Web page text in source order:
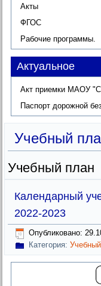
Акты
ФГОС
Рабочие программы.
Актуальное
Акт приемки МАОУ
Паспорт дорожной
Учебный
Учебный план
Календарный
2022-2023
Опубликовано:
Категория: